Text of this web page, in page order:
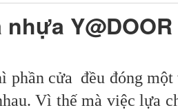
nhựa Y@DOOR
cửa đều đóng
Vì thế mà việc lựa